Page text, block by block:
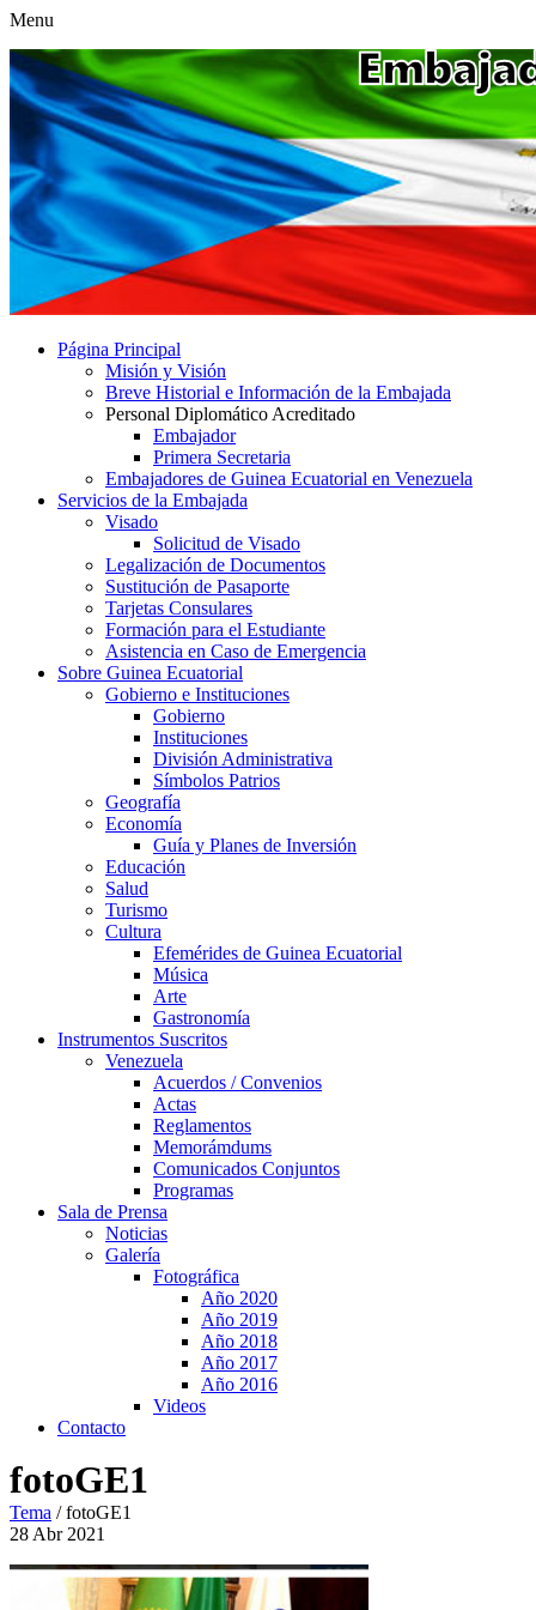
Menu
Página Principal
Misión y Visión
Breve Historial e Información de la Embajada
Personal Diplomático Acreditado
Embajador
Primera Secretaria
Embajadores de Guinea Ecuatorial en Venezuela
Servicios de la Embajada
Visado
Solicitud de Visado
Legalización de Documentos
Sustitución de Pasaporte
Tarjetas Consulares
Formación para el Estudiante
Asistencia en Caso de Emergencia
Sobre Guinea Ecuatorial
Gobierno e Instituciones
Gobierno
Instituciones
División Administrativa
Símbolos Patrios
Geografía
Economía
Guía y Planes de Inversión
Educación
Salud
Turismo
Cultura
Efemérides de Guinea Ecuatorial
Música
Arte
Gastronomía
Instrumentos Suscritos
Venezuela
Acuerdos / Convenios
Actas
Reglamentos
Memorámdums
Comunicados Conjuntos
Programas
Sala de Prensa
Noticias
Galería
Fotográfica
Año 2020
Año 2019
Año 2018
Año 2017
Año 2016
Videos
Contacto
fotoGE1
Tema /fotoGE1
28 Abr 2021